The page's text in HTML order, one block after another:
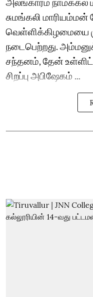
சுமங்கலி
வெள்ளிக்கிழமையை
நடைபெற்றது.
சந்தனம், தேன்
சிறப்பு அபிஷேகம் ...